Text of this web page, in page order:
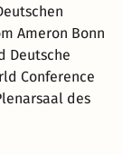
Ameron Bonn
Deutsche
Conference
des